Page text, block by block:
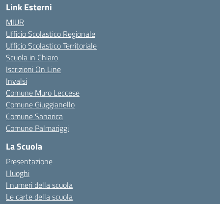
Link Esterni
MIUR
Ufficio Scolastico Regionale
Ufficio Scolastico Territoriale
Scuola in Chiaro
Iscrizioni On Line
Invalsi
Comune Muro Leccese
Comune Giuggianello
Comune Sanarica
Comune Palmariggi
La Scuola
Presentazione
I luoghi
I numeri della scuola
Le carte della scuola